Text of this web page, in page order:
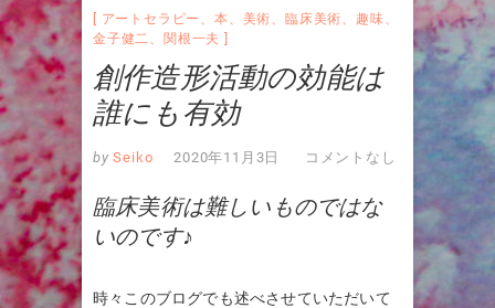
アートセラピー
、本 美術 、臨床美術 趣味
金子健二
、関根一夫
創作造形活動の効能は
誰にも有効
by Seiko 2020年11月3日 コメントなし
臨床美術は難しいものではな
いのです♪
時々このブログでも述べさせていただいて